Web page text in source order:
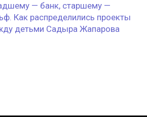
— банк, старшему —
Как распределились проекты
детьми Садыра Жапарова